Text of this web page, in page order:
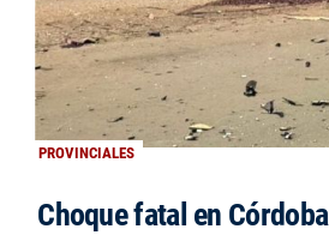
PROVINCIALES
Choque fatal en